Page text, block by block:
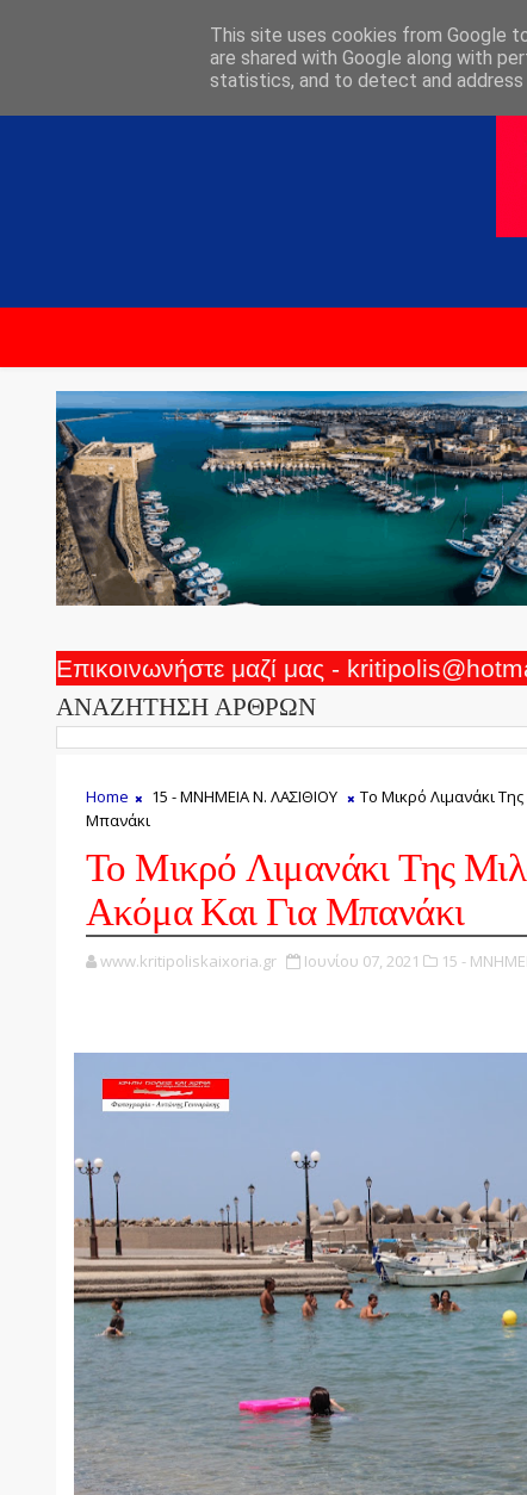
Επικοινωνήστε μαζί μας -
ΑΝΑΖΗΤΗΣΗ ΑΡΘΡΩΝ
Home 15 - ΜΝΗΜΕΙΑ Ν. ΛΑΣΙΘΙΟΥ
Το Μικρό Λιμανάκι
Μπανάκι
Το Μικρό Λιμανάκι Της
Ακόμα Και Για Μπανάκι
www.kritipoliskaixoria.gr Ιουνίου 07, 2021 15 -
This site uses cookies from Google
are shared with Google along with
statistics, and to detect and address